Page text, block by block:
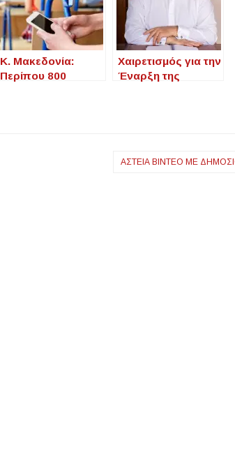
Κ. Μακεδονία:
Περίπου 800
Χαιρετισμός για την
Έναρξη της
ΑΣΤΕΊΑ ΒΊΝΤΕΟ ΜΕ